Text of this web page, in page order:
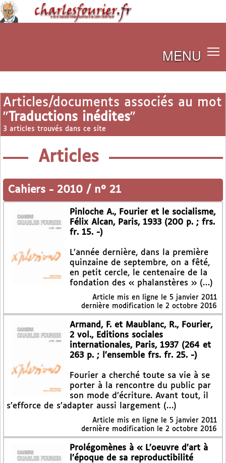
MENU
Articles/documents associés au mot
" Traductions inédites"
3 articles trouvés dans ce site
Articles
Cahiers - 2010 / n° 21
Pinloche A., Fourier et le socialisme,
Félix Alcan, Paris, 1933 (200 p. ; frs.
fr. 15. -)
L’année dernière, dans la première
quinzaine de septembre, on a fêté,
en petit cercle, le centenaire de la
fondation des « phalanstères » (…)
Article mis en ligne le 5 janvier 2011
dernière modification le 2 octobre 2016
Armand, F. et Maublanc, R., Fourier,
2 vol., Editions sociales
internationales, Paris, 1937 (264 et
263 p. ; l’ensemble frs. fr. 25. -)
Fourier a cherché toute sa vie à se
porter à la rencontre du public par
son mode d’écriture. Avant tout, il
s’efforce de s’adapter aussi largement (…)
Article mis en ligne le 5 janvier 2011
dernière modification le 2 octobre 2016
Prolégomènes à « L’oeuvre d’art à
l’époque de sa reproductibilité